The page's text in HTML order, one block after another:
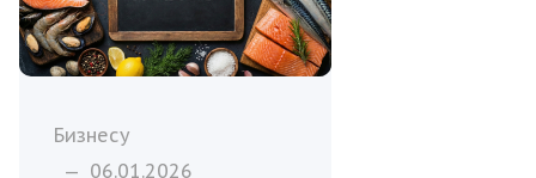
Бизнесу
— 06.01.2026